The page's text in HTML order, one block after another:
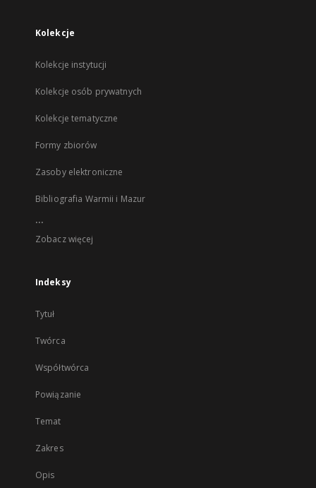
Kolekcje
Kolekcje instytucji
Kolekcje osób prywatnych
Kolekcje tematyczne
Formy zbiorów
Zasoby elektroniczne
Bibliografia Warmii i Mazur
...
Zobacz więcej
Indeksy
Tytuł
Twórca
Współtwórca
Powiązanie
Temat
Zakres
Opis